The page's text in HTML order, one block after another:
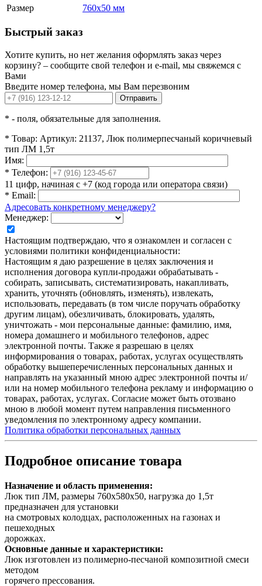
Размер 760x50 мм
Быстрый заказ
Хотите купить, но нет желания оформлять заказ через
корзину? – сообщите свой телефон и e-mail, мы свяжемся с
Вами
Введите номер телефона, мы Вам перезвоним
Отправить
* - поля, обязательные для заполнения.
* Товар: Артикул: 21137, Люк полимерпесчаный коричневый
тип ЛМ 1,5т
Имя:
* Телефон:
11 цифр, начиная с +7 (код города или оператора связи)
* Email:
Адресовать конкретному менеджеру?
Менеджер:
Настоящим подтверждаю, что я ознакомлен и согласен с
условиями политики конфиденциальности:
Настоящим я даю разрешение в целях заключения и
исполнения договора купли-продажи обрабатывать -
собирать, записывать, систематизировать, накапливать,
хранить, уточнять (обновлять, изменять), извлекать,
использовать, передавать (в том числе поручать обработку
другим лицам), обезличивать, блокировать, удалять,
уничтожать - мои персональные данные: фамилию, имя,
номера домашнего и мобильного телефонов, адрес
электронной почты. Также я разрешаю в целях
информирования о товарах, работах, услугах осуществлять
обработку вышеперечисленных персональных данных и
направлять на указанный мною адрес электронной почты и/
или на номер мобильного телефона рекламу и информацию о
товарах, работах, услугах. Согласие может быть отозвано
мною в любой момент путем направления письменного
уведомления по электронному адресу компании.
Политика обработки персональных данных
Подробное описание товара
Назначение и область применения:
Люк тип ЛМ, размеры 760х580х50, нагрузка до 1,5т
предназначен для установки
на смотровых колодцах, расположенных на газонах и
пешеходных
дорожках.
Основные данные и характеристики:
Люк изготовлен из полимерно-песчаной композитной смеси
методом
горячего прессования.